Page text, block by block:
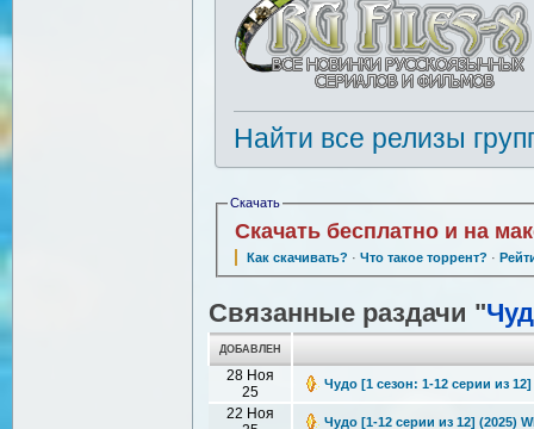
Найти все релизы
Скачать
Скачать бесплатно и на
Как скачивать? · Что такое торрент? ·
Связанные раздачи "
ДОБАВЛЕН
28 Ноя
25
Чудо [1 сезон: 1-12 серии из
22 Ноя
Чудо [1-12 серии из 12] (2025)